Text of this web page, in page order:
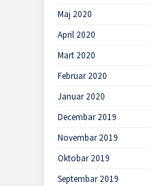
Maj 2020
April 2020
Mart 2020
Februar 2020
Januar 2020
Decembar 2019
Novembar 2019
Oktobar 2019
Septembar 2019